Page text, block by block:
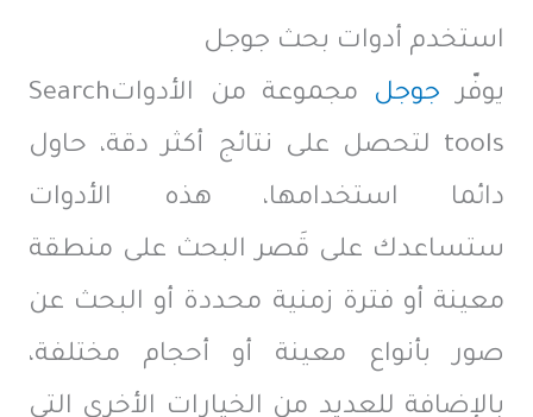
استخدم أدوات بحث جوجل
يوفّر جوجل
مجموعة من الأدواتSearch
tools لتحصل على نتائج أكثر دقة، حاول
دائما استخدامها، هذه الأدوات
ستساعدك على قَصر البحث على منطقة
معينة أو فترة زمنية محددة أو البحث عن
صور بأنواع معينة أو أحجام مختلفة،
بالإضافة للعديد من الخيارات الأخرى التي